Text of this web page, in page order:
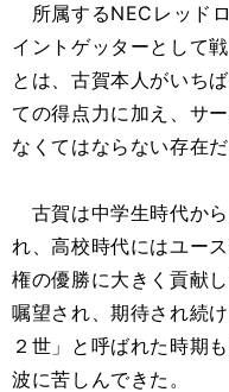
所属するNECレッド
イントゲッターとして
とは、古賀本人がいち
ての得点力に加え、サ
なくてはならない存在だ
古賀は中学生時代か
れ、高校時代にはユー
権の優勝に大きく貢献
嘱望され、期待され続
２世」と呼ばれた時期
波に苦しんできた。